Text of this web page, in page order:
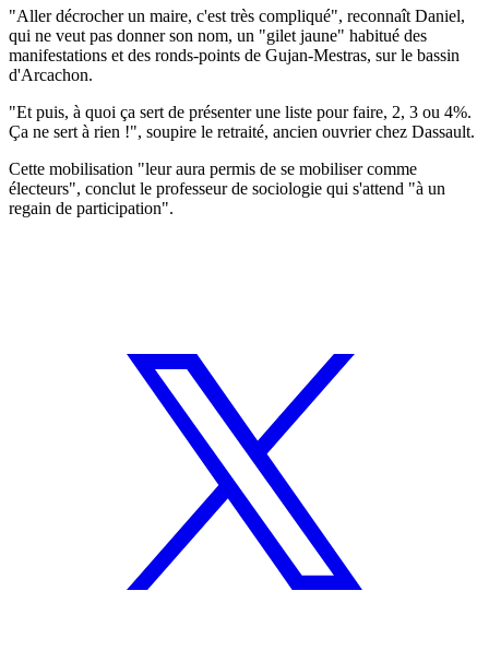
"Aller décrocher un maire, c'est très compliqué", reconnaît Daniel,
qui ne veut pas donner son nom, un "gilet jaune" habitué des
manifestations et des ronds-points de Gujan-Mestras, sur le bassin
d'Arcachon.
"Et puis, à quoi ça sert de présenter une liste pour faire, 2, 3 ou 4%.
Ça ne sert à rien !", soupire le retraité, ancien ouvrier chez Dassault.
Cette mobilisation "leur aura permis de se mobiliser comme
électeurs", conclut le professeur de sociologie qui s'attend "à un
regain de participation".